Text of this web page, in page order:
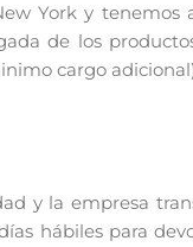
York y tenemos
de los
cargo
y la empresa
hábiles para